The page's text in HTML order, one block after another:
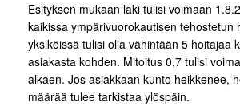
Esityksen mukaan laki tulisi voimaan
kaikissa ympärivuorokautisen tehostetun
yksiköissä tulisi olla vähintään 5 hoitajaa
asiakasta kohden. Mitoitus 0,7 tulisi
alkaen. Jos asiakkaan kunto heikkenee,
määrää tulee tarkistaa ylöspäin.